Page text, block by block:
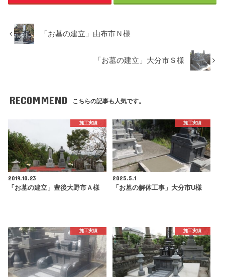
「お墓の建立」由布市Ｎ様
「お墓の建立」大分市Ｓ様
RECOMMEND こちらの記事も人気です。
施工実績
2019.10.23
「お墓の建立」豊後大野市Ａ様
施工実績
2025.5.1
「お墓の解体工事」大分市U様
施工実績 施工実績